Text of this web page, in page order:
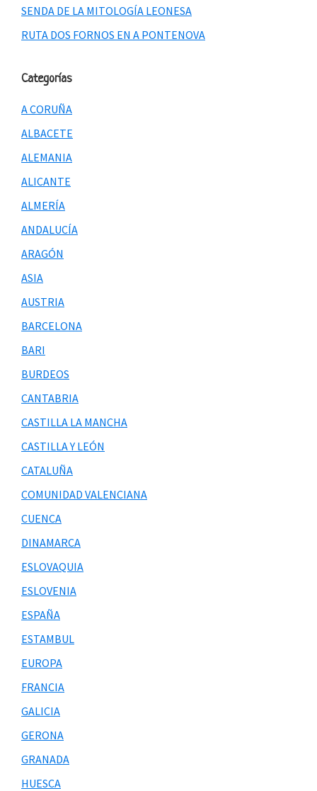
SENDA DE LA MITOLOGÍA LEONESA
RUTA DOS FORNOS EN A PONTENOVA
Categorías
A CORUÑA
ALBACETE
ALEMANIA
ALICANTE
ALMERÍA
ANDALUCÍA
ARAGÓN
ASIA
AUSTRIA
BARCELONA
BARI
BURDEOS
CANTABRIA
CASTILLA LA MANCHA
CASTILLA Y LEÓN
CATALUÑA
COMUNIDAD VALENCIANA
CUENCA
DINAMARCA
ESLOVAQUIA
ESLOVENIA
ESPAÑA
ESTAMBUL
EUROPA
FRANCIA
GALICIA
GERONA
GRANADA
HUESCA